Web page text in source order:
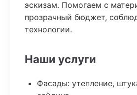
эскизам. Помогаем с
прозрачный бюджет,
технологии.
Наши услуги
Фасады: утепление,